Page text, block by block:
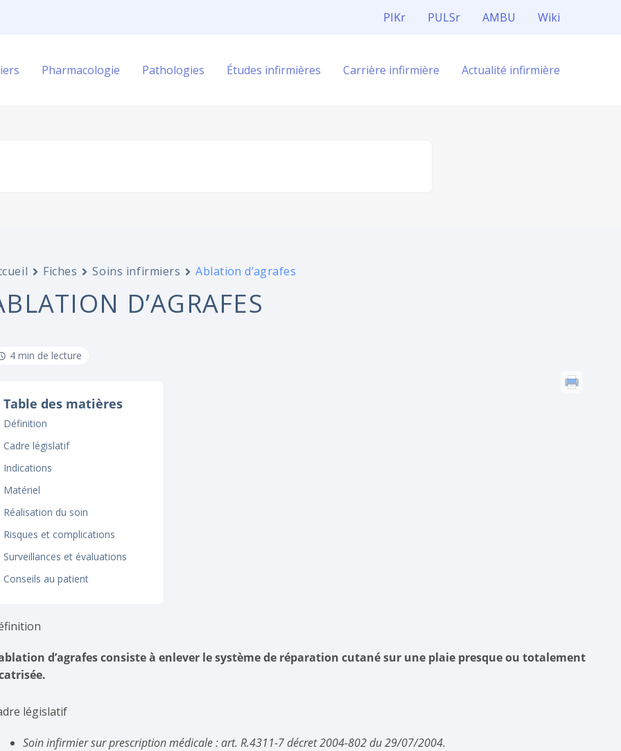
PIKr PULSr AMBU Wiki
Pharmacologie Pathologies Études infirmières Carrière infirmière Actualité infirmière
Fiches Soins infirmiers Ablation d’agrafes
D’AGRAFES
4 min de lecture
Table des matières
Définition
Cadre législatif
Indications
Matériel
Réalisation du soin
Risques et complications
Surveillances et évaluations
Conseils au patient
d’agrafes consiste à enlever le système de réparation cutané sur une plaie presque ou totalement
législatif
Soin infirmier sur prescription médicale : art. R.4311-7 décret 2004-802 du 29/07/2004.